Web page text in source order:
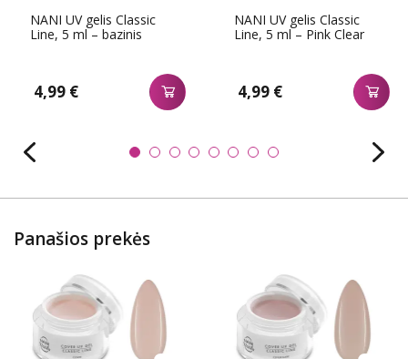
NANI UV gelis Classic
Line, 5 ml – bazinis
4,99 €
NANI UV gelis Classic
Line, 5 ml – Pink Clear
4,99 €
Panašios prekės